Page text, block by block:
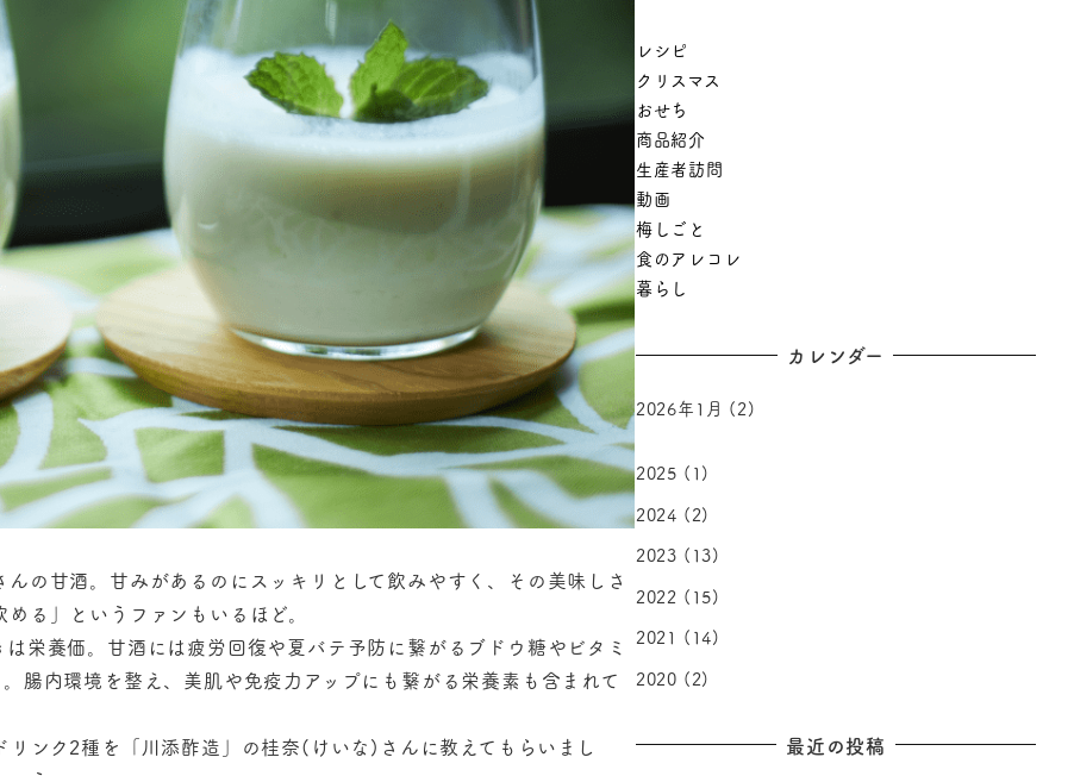
の甘酒。甘みがあるのにスッキリとして飲みやすく、その美味しさ
る」というファンもいるほど。
栄養価。甘酒には疲労回復や夏バテ予防に繋がるブドウ糖やビタミ
腸内環境を整え、美肌や免疫力アップにも繋がる栄養素も含まれて
ンク2種を「川添酢造」の桂奈(けいな)さんに教えてもらいまし
レシピ
クリスマス
おせち
商品紹介
生産者訪問
動画
梅しごと
食のアレコレ
暮らし
カレンダー
2026年1月 (2)
2025 (1)
2024 (2)
2023 (13)
2022 (15)
2021 (14)
2020 (2)
最近の投稿